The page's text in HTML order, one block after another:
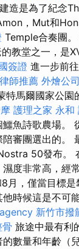
造是為了紀念
，Mut和
Temple合奏團
教堂之一，是
簽證 進一步前
師推薦 外燴公司
特馬爾國家公園
護理之家 永和
魚詩歌農場。
審團選出的。
50發布。
度非常高，經
月，僅當目標
時候這是不可
新竹市撥
旅途中最有利
數量和年齡（